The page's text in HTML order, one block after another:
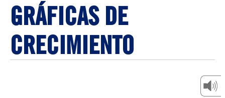
GRÁFICAS DE
CRECIMIENTO